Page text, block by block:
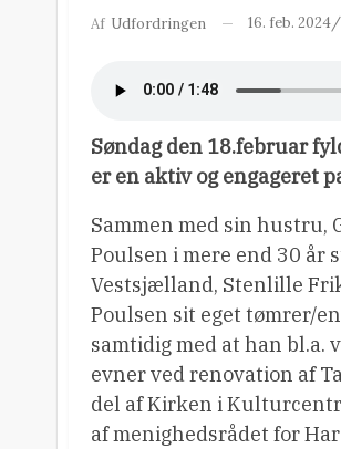
Af Udfordringen 16. feb.
Søndag den 18.februar
er en aktiv og engageret
Sammen med sin hustru,
Poulsen i mere end 30 år
Vestsjælland, Stenlille
Poulsen sit eget tømrer/
samtidig med at han bl.a.
evner ved renovation af
del af Kirken i
af menighedsrådet for